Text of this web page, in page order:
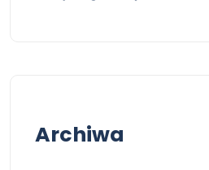
Archiwa